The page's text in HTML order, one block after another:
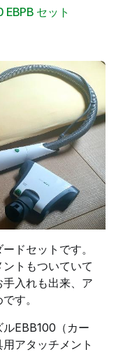
セット
ドセットです。
トもついていて
入れも出来、ア
す。
EBB100（カー
アタッチメント